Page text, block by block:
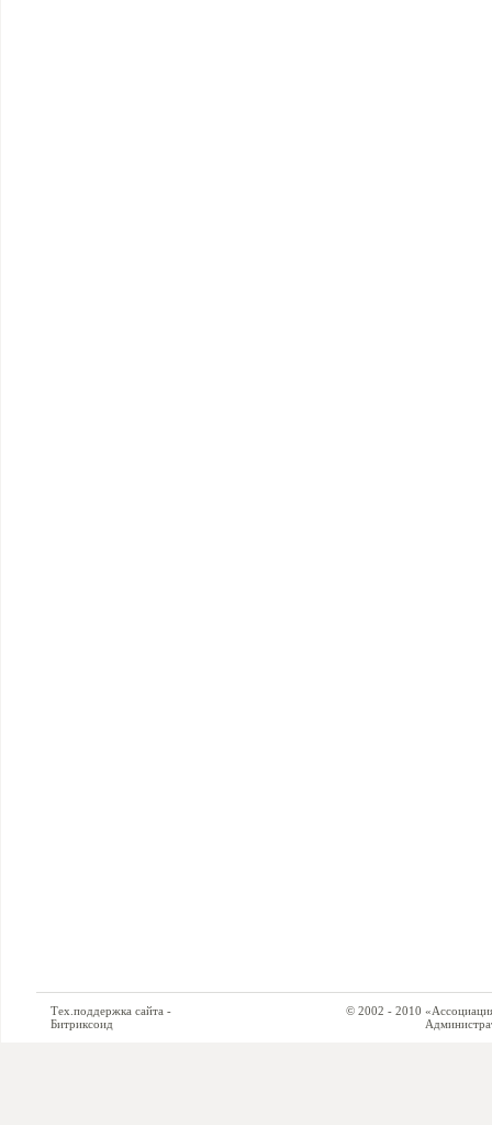
Тех.поддержка сайта -
Битриксоид
© 2002 - 2010 «Ассоциация